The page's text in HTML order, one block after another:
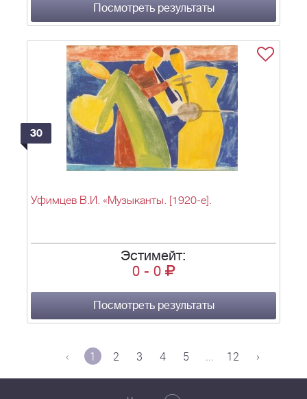
Посмотреть результаты
30
Уфимцев В.И. «Музыканты. [1920-е].
Эстимейт:
0 - 0
Посмотреть результаты
‹ 1 2 3 4 5 ... 12 ›